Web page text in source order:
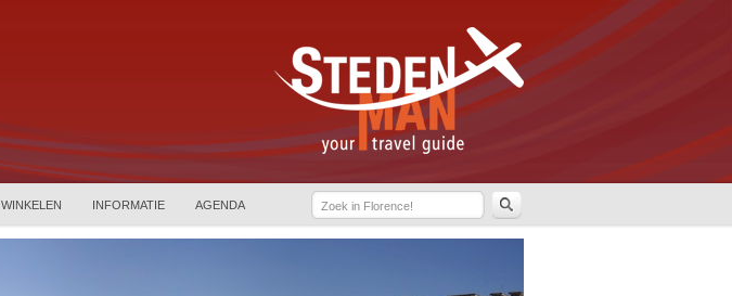
WINKELEN INFORMATIE AGENDA